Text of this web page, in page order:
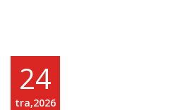
24
tra,2026